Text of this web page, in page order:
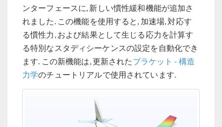
ンターフェースに, 新しい慣性緩和機能が追加さ
れました. この機能を使用すると, 加速場, 対応す
る慣性力, および結果として生じる応力を計算す
る特別なスタディシーケンスの設定を自動化でき
ます. この新機能は, 更新された ブラケット - 構造
力学のチュートリアルで使用されています.